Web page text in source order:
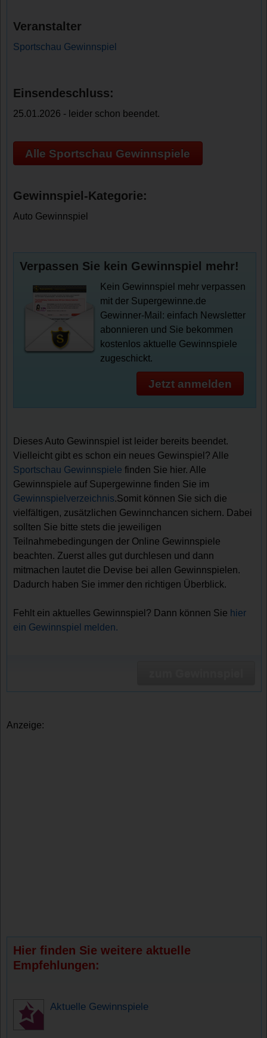
Veranstalter
Sportschau Gewinnspiel
Einsendeschluss:
25.01.2026 - leider schon beendet.
Alle Sportschau Gewinnspiele
Gewinnspiel-Kategorie:
Auto Gewinnspiel
Verpassen Sie kein Gewinnspiel mehr!
Kein Gewinnspiel mehr verpassen
mit der Supergewinne.de
Gewinner-Mail: einfach Newsletter
abonnieren und Sie bekommen
kostenlos aktuelle Gewinnspiele
zugeschickt.
Jetzt anmelden
Dieses Auto Gewinnspiel ist leider bereits beendet.
Vielleicht gibt es schon ein neues Gewinspiel? Alle
Sportschau Gewinnspiele finden Sie hier. Alle
Gewinnspiele auf Supergewinne finden Sie im
Gewinnspielverzeichnis.Somit können Sie sich die
vielfältigen, zusätzlichen Gewinnchancen sichern. Dabei
sollten Sie bitte stets die jeweiligen
Teilnahmebedingungen der Online Gewinnspiele
beachten. Zuerst alles gut durchlesen und dann
mitmachen lautet die Devise bei allen Gewinnspielen.
Dadurch haben Sie immer den richtigen Überblick.
Fehlt ein aktuelles Gewinnspiel? Dann können Sie hier
ein Gewinnspiel melden.
Anzeige:
Hier finden Sie weitere aktuelle
Empfehlungen:
Aktuelle Gewinnspiele